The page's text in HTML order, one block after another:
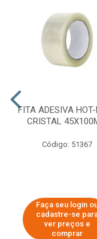
FITA ADESIVA HOT-
CRISTAL
Código: 51367
Faça seu login
cadastre-se
ver preços e
comprar